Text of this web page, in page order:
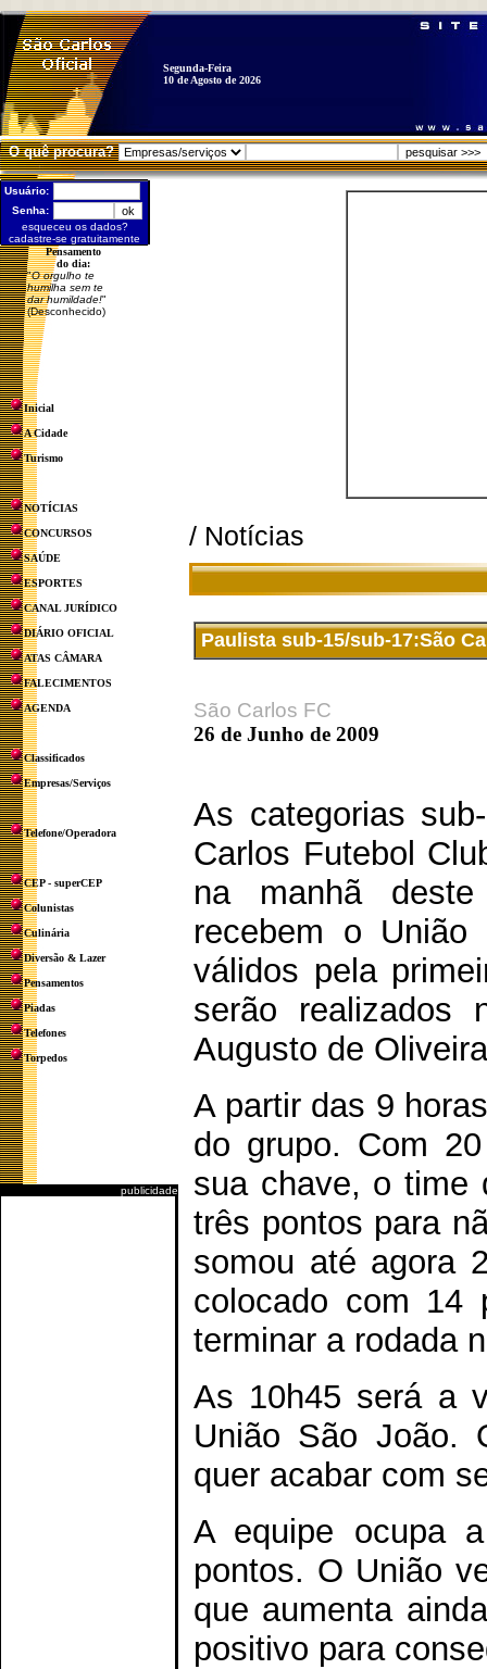
Segunda-Feira
10 de Agosto de 2026
O quê procura?
Usuário:
Senha:
esqueceu os dados?
cadastre-se gratuitamente
Pensamento
do dia:
"O orgulho te
humilha sem te
dar humildade!"
(Desconhecido)
Inicial
A Cidade
Turismo
NOTÍCIAS
CONCURSOS
SAÚDE
ESPORTES
CANAL JURÍDICO
DIÁRIO OFICIAL
ATAS CÂMARA
FALECIMENTOS
AGENDA
Classificados
Empresas/Serviços
Telefone/Operadora
CEP - superCEP
Colunistas
Culinária
Diversão & Lazer
Pensamentos
Piadas
Telefones
Torpedos
publicidade
/ Notícias
Paulista sub-15/sub-17:São
São Carlos FC
26 de Junho de 2009
As categorias
Carlos Futebol
na manhã
recebem o
válidos pela
serão realizados
Augusto de
A partir das 9
do grupo. Com
sua chave, o time
três pontos para
somou até agora
colocado com 14
terminar a rodada
As 10h45 será a
União São João.
quer acabar com
A equipe ocupa
pontos. O União
que aumenta
positivo para